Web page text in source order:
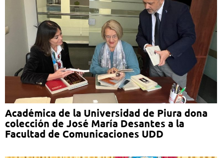
Académica de la Universidad de Piura dona
colección de José María Desantes a la
Facultad de Comunicaciones UDD